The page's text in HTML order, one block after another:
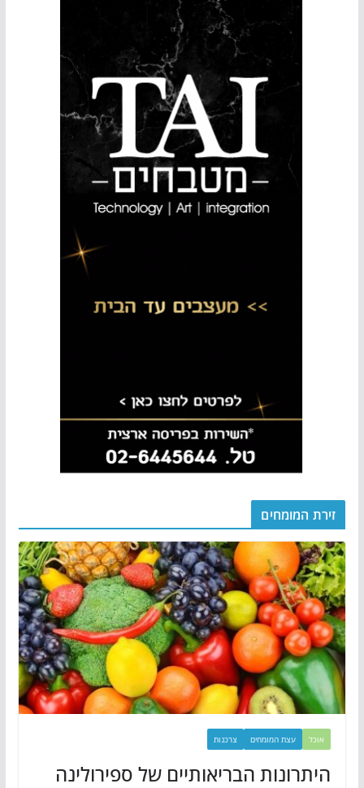
זירת המומחים
אוכל עצת המומחים צרכנות
היתרונות הבריאותיים של ספירולינה